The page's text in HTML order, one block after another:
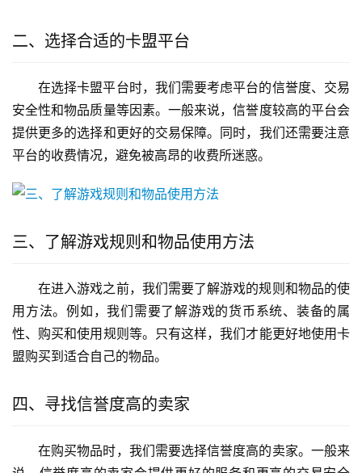
二、选择合适的卡盟平台
在选择卡盟平台时，我们需要考虑平台的信誉度、交易
安全性和物品质量等因素。一般来说，信誉度较高的平台会
提供更多的选择和更好的交易保障。同时，我们还需要注意
平台的收费情况，避免被高昂的收费所迷惑。
三、了解游戏规则和物品使用方法
在进入游戏之前，我们需要了解游戏的规则和物品的使
用方法。例如，我们需要了解游戏的货币系统、装备的属
性、购买和使用规则等。只有这样，我们才能更好地使用卡
盟购买到适合自己的物品。
四、寻找信誉度高的卖家
在购买物品时，我们需要选择信誉度高的卖家。一般来